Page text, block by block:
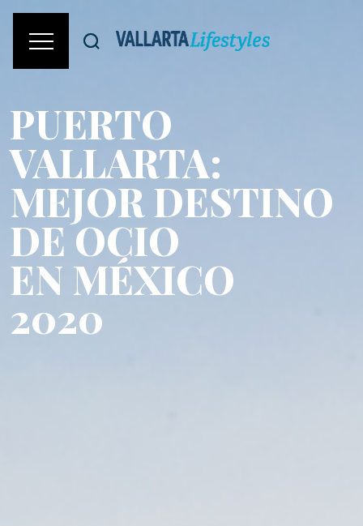
PUERTO
VALLARTA:
MEJOR DESTINO
DE OCIO
EN MÉXICO
2020